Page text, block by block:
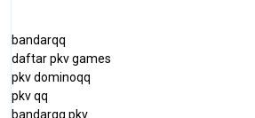
bandarqq
daftar pkv games
pkv dominoqq
pkv qq
bandarqq pkv